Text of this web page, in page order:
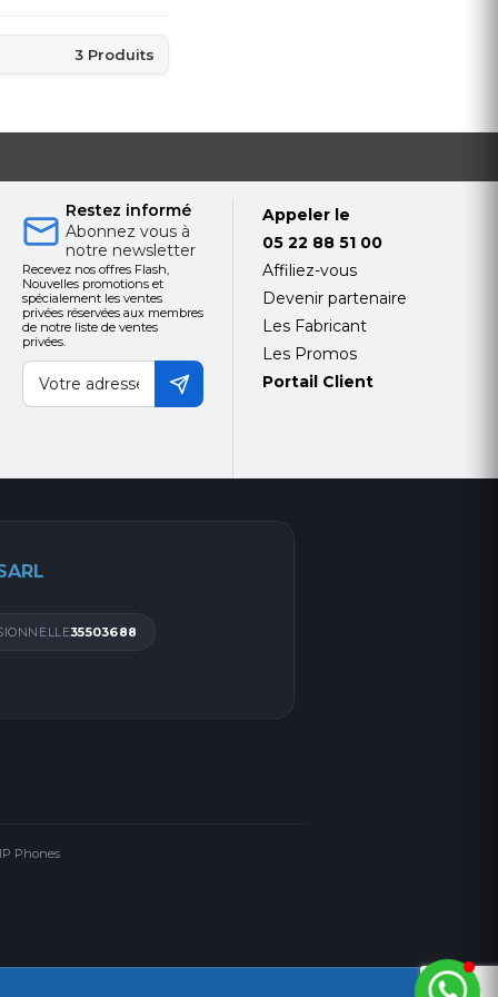
3 Produits
Restez informé
Abonnez vous à
notre newsletter
Recevez nos offres Flash,
Nouvelles promotions et
spécialement les ventes
privées réservées aux membres
de notre liste de ventes
privées.
Appeler le
05 22 88 51 00
Affiliez-vous
Devenir partenaire
Les Fabricant
Les Promos
Portail Client
35503688
Phones